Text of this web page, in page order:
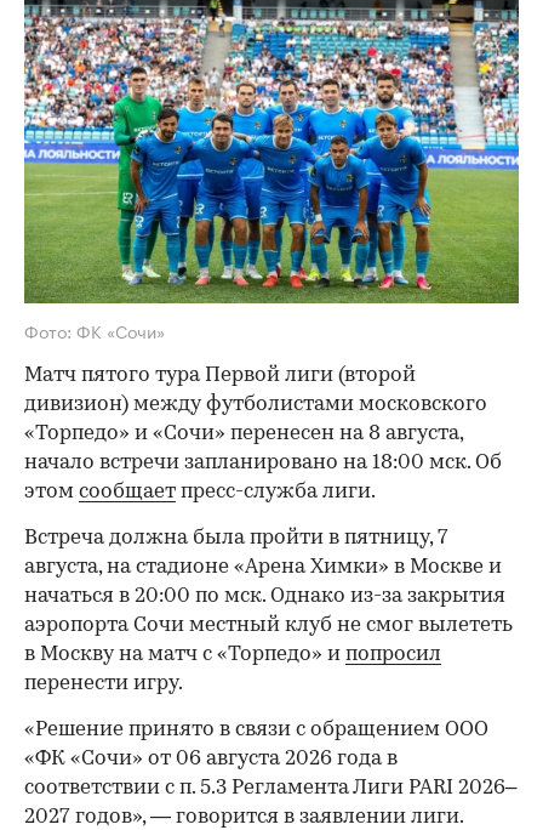
Фото: ФК «Сочи»
Матч пятого тура Первой лиги (второй
дивизион) между футболистами московского
«Торпедо» и «Сочи» перенесен на 8 августа,
начало встречи запланировано на 18:00 мск. Об
этом сообщает пресс-служба лиги.
Встреча должна была пройти в пятницу, 7
августа, на стадионе «Арена Химки» в Москве и
начаться в 20:00 по мск. Однако из-за закрытия
аэропорта Сочи местный клуб не смог вылететь
в Москву на матч с «Торпедо» и попросил
перенести игру.
«Решение принято в связи с обращением ООО
«ФК «Сочи» от 06 августа 2026 года в
соответствии с п. 5.3 Регламента Лиги PARI 2026–
2027 годов», — говорится в заявлении лиги.